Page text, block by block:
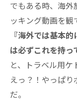
でもある時、海
ッキング動画を観
『海外では基本
は必ずこれを持っ
と、トラベル用ケ
えっ？！やっぱ
だ。